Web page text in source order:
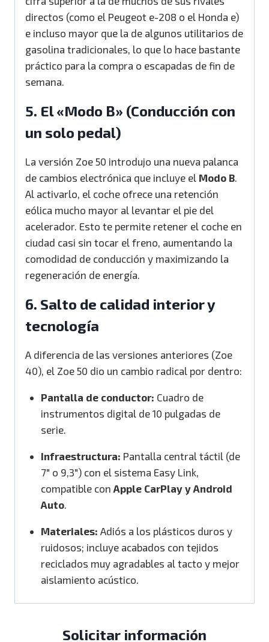
directos (como el Peugeot e-208 o el Honda e)
e incluso mayor que la de algunos utilitarios de
gasolina tradicionales, lo que lo hace bastante
práctico para la compra o escapadas de fin de
semana.
5. El «Modo B» (Conducción con
un solo pedal)
La versión Zoe 50 introdujo una nueva palanca
de cambios electrónica que incluye el Modo B
Al activarlo, el coche ofrece una retención
eólica mucho mayor al levantar el pie del
acelerador. Esto te permite retener el coche en
ciudad casi sin tocar el freno, aumentando la
comodidad de conducción y maximizando la
regeneración de energía.
6. Salto de calidad interior y
tecnología
A diferencia de las versiones anteriores (Zoe
40), el Zoe 50 dio un cambio radical por dentro:
Pantalla de conductor: Cuadro de
instrumentos digital de 10 pulgadas de
serie.
Infraestructura: Pantalla central táctil (de
7″ o 9,3″) con el sistema Easy Link,
compatible con Apple CarPlay y Android
Auto.
Materiales: Adiós a los plásticos duros y
ruidosos; incluye acabados con tejidos
reciclados muy agradables al tacto y mejor
aislamiento acústico.
Solicitar información